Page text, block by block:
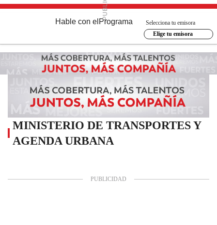
Hable con el Programa
Selecciona tu emisora
Elige tu emisora
MINISTERIO DE TRANSPORTES Y
AGENDA URBANA